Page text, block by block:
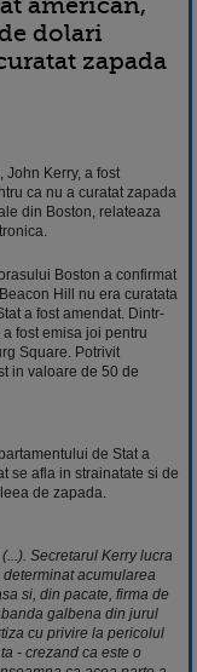
dolari
zapada
John Kerry, a fost
ca nu a curatat zapada
din Boston, relateaza
Boston a confirmat
Hill nu era curatata
a fost amendat. Dintr-
fost emisa joi pentru
Square. Potrivit
in valoare de 50 de
de Stat a
se afla in strainatate si de
de zapada.
Secretarul Kerry lucra
acumularea
si, din pacate, firma de
galbena din jurul
cu privire la pericolul
- crezand ca este o